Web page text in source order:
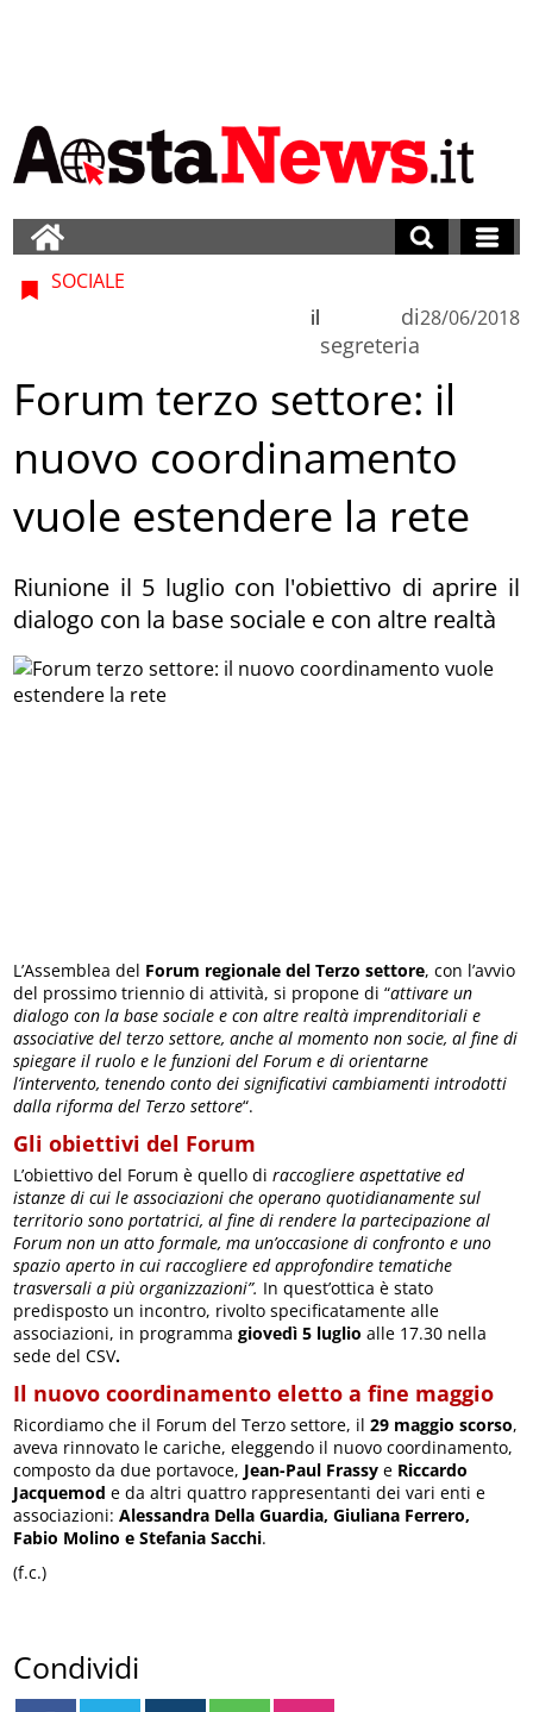
SOCIALE
di
segreteria
il 28/06/2018
Forum terzo settore: il
nuovo coordinamento
vuole estendere la rete
Riunione il 5 luglio con l'obiettivo di aprire il
dialogo con la base sociale e con altre realtà
L’Assemblea del Forum regionale del Terzo settore, con l’avvio
del prossimo triennio di attività, si propone di “attivare un
dialogo con la base sociale e con altre realtà imprenditoriali e
associative del terzo settore, anche al momento non socie, al fine di
spiegare il ruolo e le funzioni del Forum e di orientarne
l’intervento, tenendo conto dei significativi cambiamenti introdotti
dalla riforma del Terzo settore“.
Gli obiettivi del Forum
L’obiettivo del Forum è quello diraccogliere aspettative ed
istanze di cui le associazioni che operano quotidianamente sul
territorio sono portatrici, al fine di rendere la partecipazione al
Forum non un atto formale, ma un’occasione di confronto e uno
spazio aperto in cui raccogliere ed approfondire tematiche
trasversali a più organizzazioni”. In quest’ottica è stato
predisposto un incontro, rivolto specificatamente alle
associazioni, in programmagiovedì 5 luglio alle 17.30 nella
sede del CSV.
Il nuovo coordinamento eletto a fine maggio
Ricordiamo che il Forum del Terzo settore, il29 maggio scorso,
aveva rinnovato le cariche, eleggendo il nuovo coordinamento,
composto da due portavoce, Jean-Paul Frassy e Riccardo
Jacquemode da altri quattro rappresentanti dei vari enti e
associazioni:Alessandra Della Guardia, Giuliana Ferrero,
Fabio Molino e Stefania Sacchi.
(f.c.)
Condividi